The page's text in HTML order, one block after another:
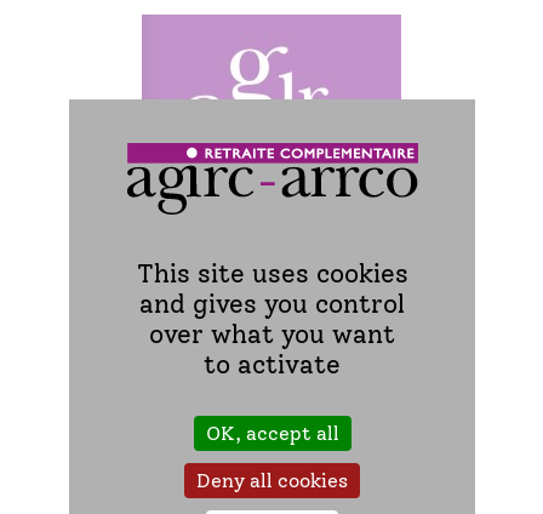
This site uses cookies
and gives you control
over what you want
to activate
OK, accept all
Deny all cookies